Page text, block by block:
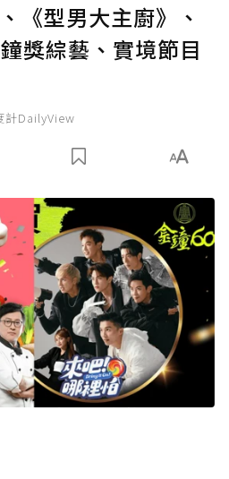
《型男大主廚》、
獎綜藝、實境節目
計DailyView